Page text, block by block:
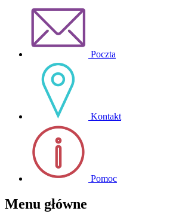
Poczta
Kontakt
Pomoc
Menu główne